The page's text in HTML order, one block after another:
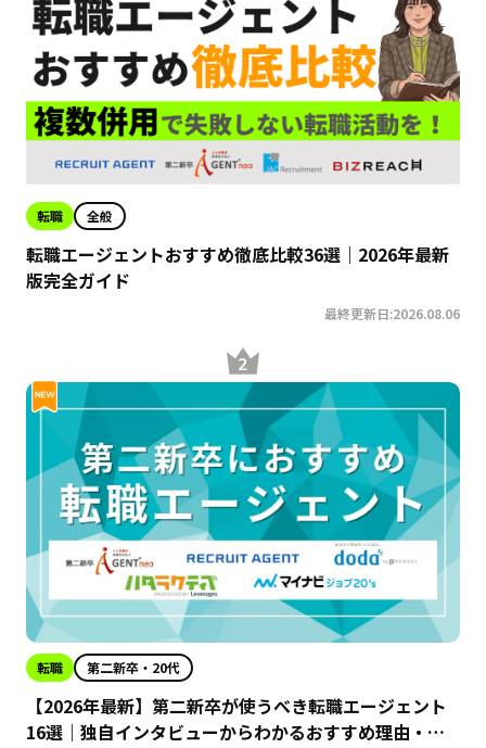
転職 全般
転職エージェントおすすめ徹底比較36選｜2026年最新
版完全ガイド
最終更新日:2026.08.06
転職 第二新卒・20代
【2026年最新】第二新卒が使うべき転職エージェント
16選｜独自インタビューからわかるおすすめ理由・サ